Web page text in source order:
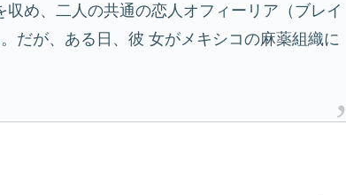
め、二人の共通の恋人オフィーリア（ブレイ
だが、ある日、彼 女がメキシコの麻薬組織に